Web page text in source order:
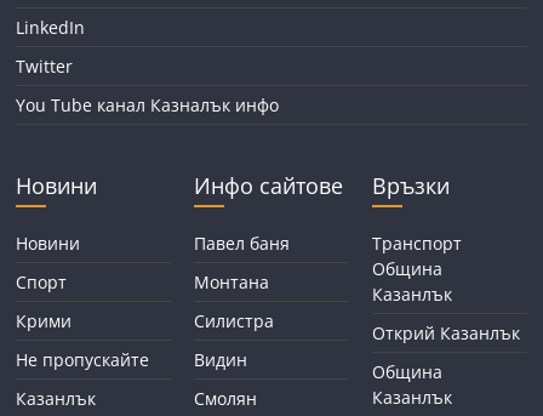
LinkedIn
Twitter
You Tube канал Казналък инфо
Новини
Новини
Спорт
Крими
Не пропускайте
Казанлък
Инфо сайтове
Павел баня
Монтана
Силистра
Видин
Смолян
Връзки
Транспорт
Община
Казанлък
Открий Казанлък
Община
Казанлък